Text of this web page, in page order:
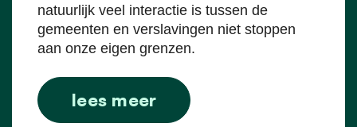
natuurlijk veel interactie is tussen de
gemeenten en verslavingen niet stoppen
aan onze eigen grenzen.
lees meer